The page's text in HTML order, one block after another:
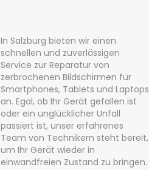
In Salzburg bieten wir einen
schnellen und zuverlässigen
Service zur Reparatur von
zerbrochenen Bildschirmen für
Smartphones, Tablets und Laptops
an. Egal, ob Ihr Gerät gefallen ist
oder ein unglücklicher Unfall
passiert ist, unser erfahrenes
Team von Technikern steht bereit,
um Ihr Gerät wieder in
einwandfreien Zustand zu bringen.